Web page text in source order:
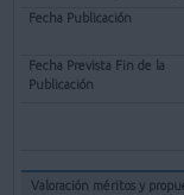
Valoración méritos y